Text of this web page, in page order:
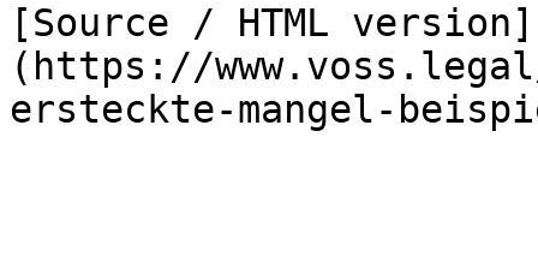
[Source / HTML version]
(https://